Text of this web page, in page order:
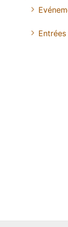
Entrées